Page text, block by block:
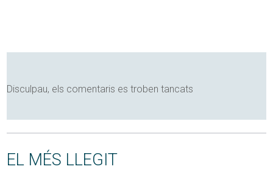
Disculpau, els comentaris es troben tancats
EL MÉS LLEGIT